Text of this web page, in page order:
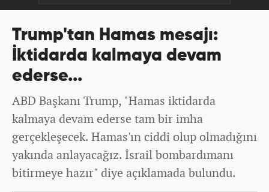
Trump'tan Hamas mesajı:
İktidarda kalmaya devam
ederse...
ABD Başkanı Trump, "Hamas iktidarda
kalmaya devam ederse tam bir imha
gerçekleşecek. Hamas'ın ciddi olup olmadığını
yakında anlayacağız. İsrail bombardımanı
bitirmeye hazır" diye açıklamada bulundu.